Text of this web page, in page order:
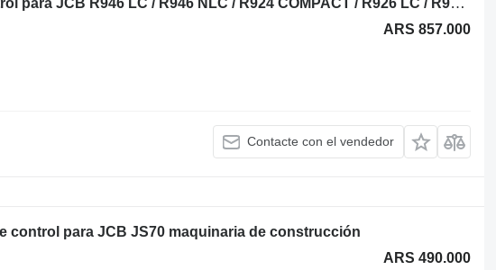
ARS 857.000
Contacte con el vendedor
control para JCB JS70 maquinaria de construcción
ARS 490.000